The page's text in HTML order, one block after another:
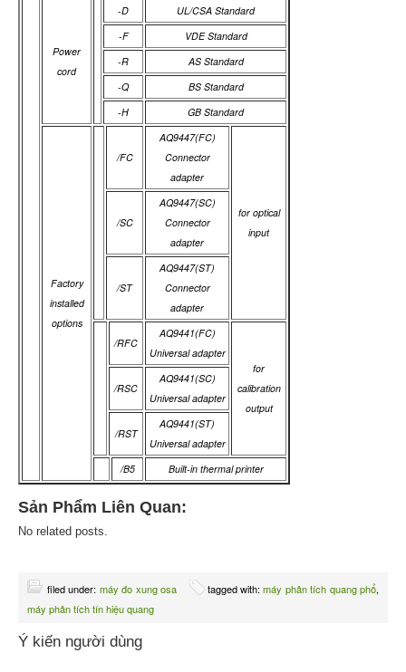
Power
cord
-D
UL/CSA Standard
-F
VDE Standard
-R
AS Standard
-Q
BS Standard
-H
GB Standard
Factory
installed
options
/FC
AQ9447(FC)
Connector
adapter
for optical
input
/SC
AQ9447(SC)
Connector
adapter
/ST
AQ9447(ST)
Connector
adapter
/RFC
AQ9441(FC)
Universal adapter
for
calibration
output
/RSC
AQ9441(SC)
Universal adapter
/RST
AQ9441(ST)
Universal adapter
/B5
Built-in thermal printer
Sản Phẩm Liên Quan:
No related posts.
filed under: máy đo xung osa tagged with:máy phân tích quang phổ,
máy phân tích tín hiệu quang
Ý kiến người dùng